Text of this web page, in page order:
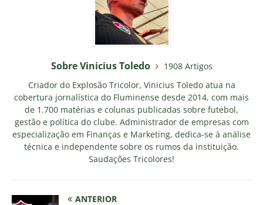
Sobre Vinicius Toledo
1908 Artigos
Criador do Explosão Tricolor, Vinicius Toledo atua na
cobertura jornalística do Fluminense desde 2014, com mais
de 1.700 matérias e colunas publicadas sobre futebol,
gestão e política do clube. Administrador de empresas com
especialização em Finanças e Marketing, dedica-se à análise
técnica e independente sobre os rumos da instituição.
Saudações Tricolores!
ANTERIOR